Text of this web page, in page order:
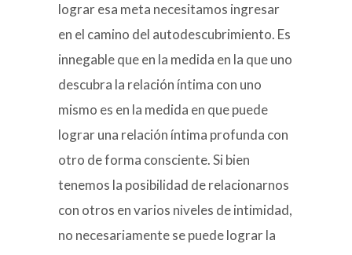
lograr esa meta necesitamos ingresar
en el camino del autodescubrimiento. Es
innegable que en la medida en la que uno
descubra la relación íntima con uno
mismo es en la medida en que puede
lograr una relación íntima profunda con
otro de forma consciente. Si bien
tenemos la posibilidad de relacionarnos
con otros en varios niveles de intimidad,
no necesariamente se puede lograr la